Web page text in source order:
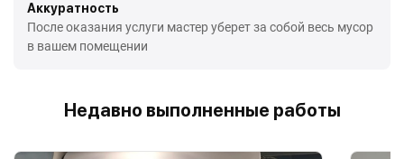
Аккуратность
После оказания услуги мастер уберет за собой весь мусор
в вашем помещении
Недавно выполненные работы